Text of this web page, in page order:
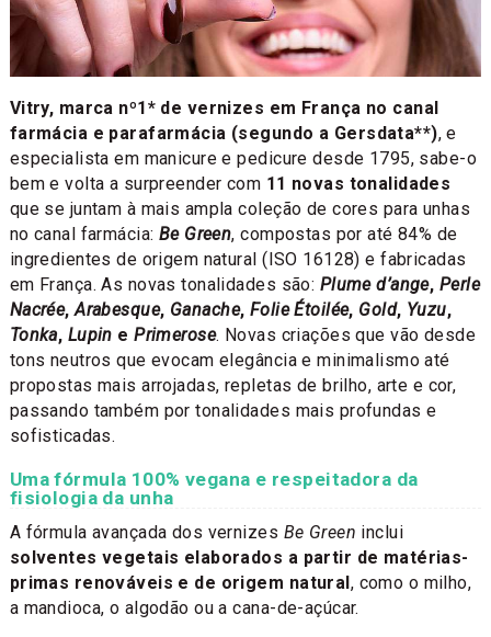
Vitry, marca nº1* de vernizes em França no canal
farmácia e parafarmácia (segundo a Gersdata**), e
especialista em manicure e pedicure desde 1795, sabe-o
bem e volta a surpreender com 11 novas tonalidades
que se juntam à mais ampla coleção de cores para unhas
no canal farmácia: Be Green, compostas por até 84% de
ingredientes de origem natural (ISO 16128) e fabricadas
em França. As novas tonalidades são: Plume d’ange, Perle
Nacrée,Arabesque, Ganache, Folie Étoilée, Gold, Yuzu,
Tonka, Lupin ePrimerose. Novas criações que vão desde
tons neutros que evocam elegância e minimalismo até
propostas mais arrojadas, repletas de brilho, arte e cor,
passando também por tonalidades mais profundas e
sofisticadas.
Uma fórmula 100% vegana e respeitadora da
fisiologia da unha
A fórmula avançada dos vernizes Be Green inclui
solventes vegetais elaborados a partir de matérias-
primas renováveis e de origem natural , como o milho,
a mandioca, o algodão ou a cana-de-açúcar.